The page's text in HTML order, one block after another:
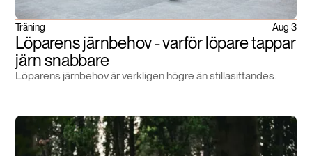
Träning Aug 3
Löparens järnbehov - varför löpare tappar
järn snabbare
Löparens järnbehov är verkligen högre än stillasittandes.